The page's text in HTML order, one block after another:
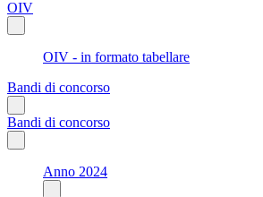
OIV
OIV - in formato tabellare
Bandi di concorso
Bandi di concorso
Anno 2024